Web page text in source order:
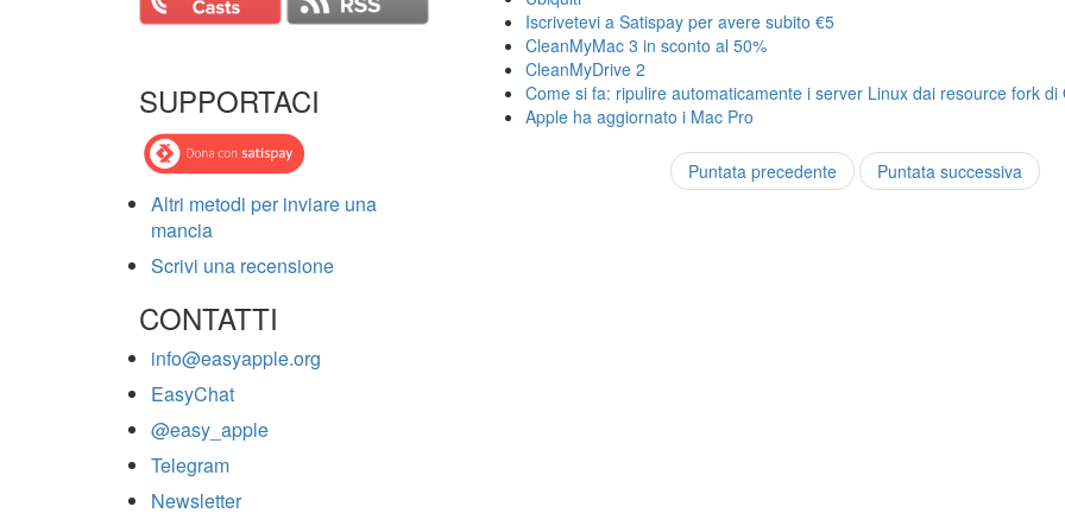
SUPPORTACI
Altri metodi per inviare una
mancia
Scrivi una recensione
CONTATTI
info@easyapple.org
EasyChat
@easy_apple
Telegram
Newsletter
Iscrivetevi a Satispay per avere subito €5
CleanMyMac 3 in sconto al 50%
CleanMyDrive 2
Come si fa: ripulire automaticamente i server Linux dai resource fork di
Apple ha aggiornato i Mac Pro
Puntata precedente Puntata successiva